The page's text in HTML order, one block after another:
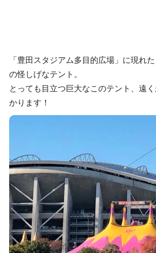
「豊田スタジアム多目的広場」に現れ
の怪しげなテント。
とっても目立つ巨大なこのテント、遠
かります！